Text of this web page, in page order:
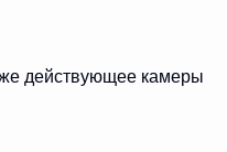
действующее камеры